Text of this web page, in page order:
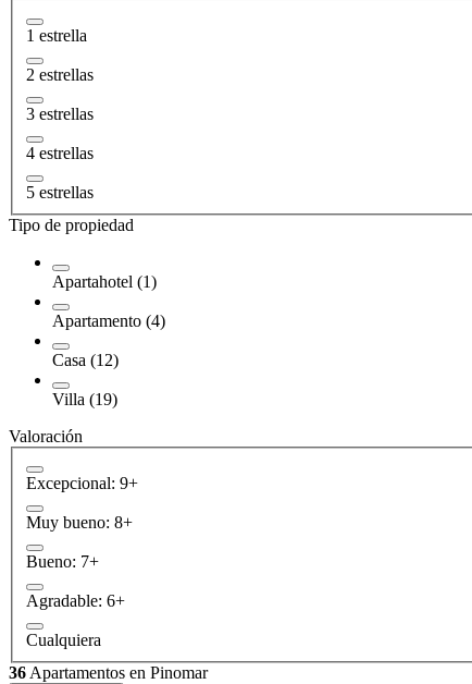
1 estrella
2 estrellas
3 estrellas
4 estrellas
5 estrellas
Tipo de propiedad
Apartahotel (1)
Apartamento (4)
Casa (12)
Villa (19)
Valoración
Excepcional: 9+
Muy bueno: 8+
Bueno: 7+
Agradable: 6+
Cualquiera
36 Apartamentos en Pinomar